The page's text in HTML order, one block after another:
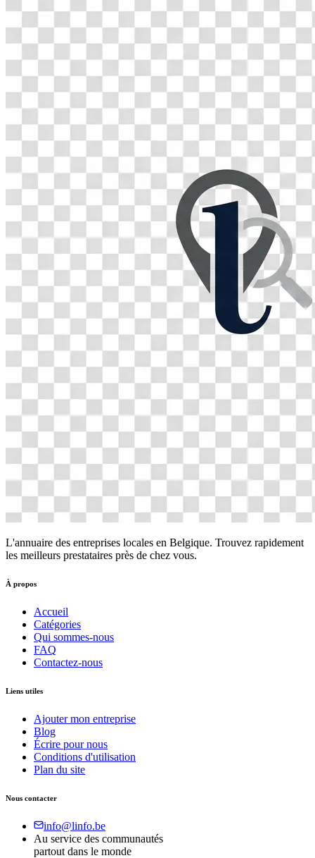
L'annuaire des entreprises locales en Belgique. Trouvez rapidement
les meilleurs prestataires près de chez vous.
À propos
Accueil
Catégories
Qui sommes-nous
FAQ
Contactez-nous
Liens utiles
Ajouter mon entreprise
Blog
Écrire pour nous
Conditions d'utilisation
Plan du site
Nous contacter
info@linfo.be
Au service des communautés
partout dans le monde